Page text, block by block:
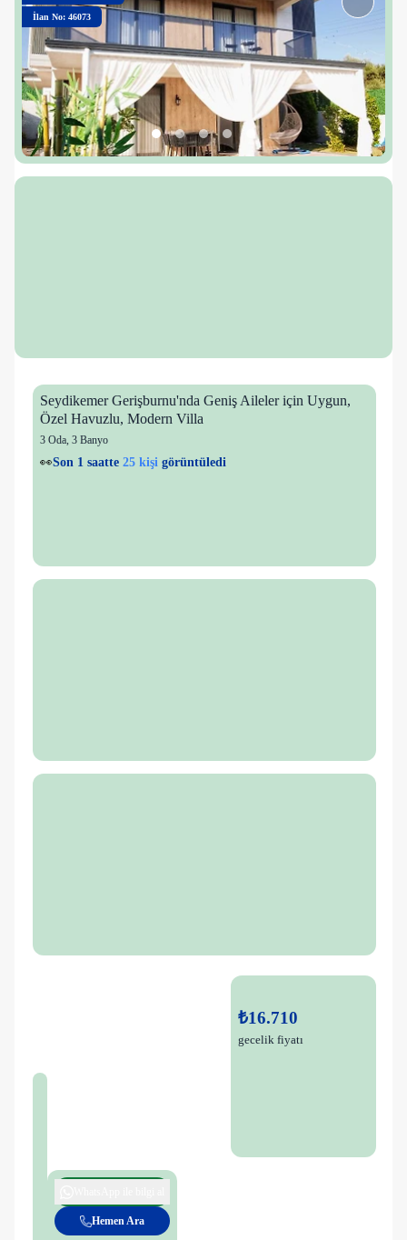
İlan No: 46073
Seydikemer Gerişburnu'nda Geniş Aileler için Uygun,
Özel Havuzlu, Modern Villa
3 Oda, 3 Banyo
👀Son 1 saatte 25 kişi görüntüledi
₺16.710
gecelik fiyatı
Hemen Ara